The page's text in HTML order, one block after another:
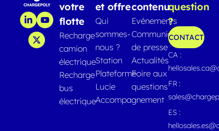
votre
flotte
Recharge
camion
électrique
Recharge
bus
électrique
et offre
Qui
sommes-
nous ?
Station
Plateforme
Lucie
Accompagnement
contenu
Evénements
Communiqués
de presse
Actualités
Foire aux
questions
question
?
CONTACT
CA :
FR :
ES :